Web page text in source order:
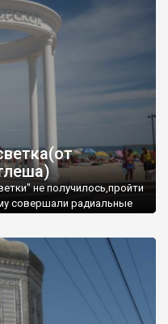
не получилось,пройти
совершали радиальные